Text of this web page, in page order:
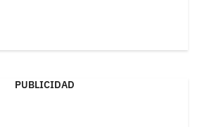
PUBLICIDAD